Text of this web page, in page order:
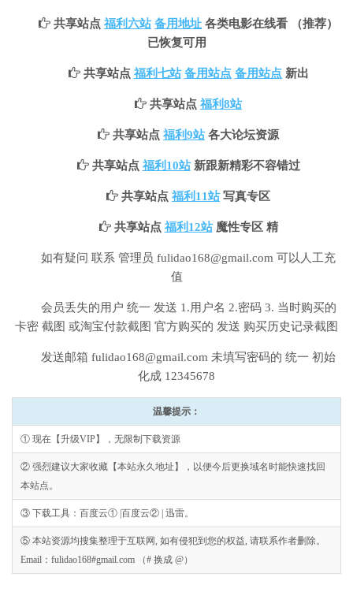
共享站点 福利六站 备用地址 各类电影在线看 （推荐）
已恢复可用
共享站点 福利七站 备用站点 备用站点新出
共享站点 福利8站
共享站点 福利9站各大论坛资源
共享站点 福利10站新跟新精彩不容错过
共享站点 福利11站写真专区
共享站点 福利12站魔性专区 精
如有疑问 联系 管理员 fulidao168@gmail.com 可以人工充
值
会员丢失的用户 统一 发送 1.用户名 2.密码 3. 当时购买的
卡密 截图 或淘宝付款截图 官方购买的 发送 购买历史记录截图
发送邮箱 fulidao168@gmail.com 未填写密码的 统一 初始
化成 12345678
温馨提示：
① 现在【升级VIP】，无限制下载资源
② 强烈建议大家收藏【本站永久地址】，以便今后更换域名时能快速找回
本站点。
③ 下载工具：百度云① |百度云② | 迅雷。
⑤ 本站资源均搜集整理于互联网, 如有侵犯到您的权益, 请联系作者删除。
Email：fulidao168#gmail.com （# 换成 @）